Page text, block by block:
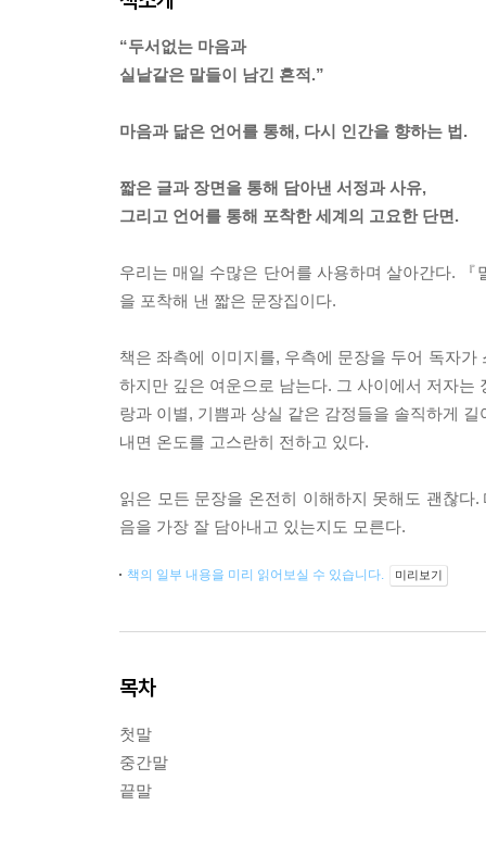
“두서없는 마음과
실낱같은 말들이 남긴 흔적.”
마음과 닮은 언어를 통해, 다시 인간을 향하는 법.
짧은 글과 장면을 통해 담아낸 서정과 사유,
그리고 언어를 통해 포착한 세계의 고요한 단면.
우리는 매일 수많은 단어를 사용하며 살아간다.
을 포착해 낸 짧은 문장집이다.
책은 좌측에 이미지를, 우측에 문장을 두어 독자
하지만 깊은 여운으로 남는다. 그 사이에서 저자
랑과 이별, 기쁨과 상실 같은 감정들을 솔직하게
내면 온도를 고스란히 전하고 있다.
읽은 모든 문장을 온전히 이해하지 못해도 괜찮
음을 가장 잘 담아내고 있는지도 모른다.
책의 일부 내용을 미리 읽어보실 수 있습니다. 미리보기
목차
첫말
중간말
끝말